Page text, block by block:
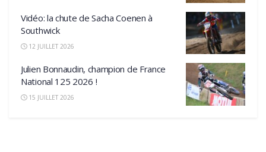
Vidéo: la chute de Sacha Coenen à
Southwick
12 JUILLET 2026
Julien Bonnaudin, champion de France
National 125 2026 !
15 JUILLET 2026